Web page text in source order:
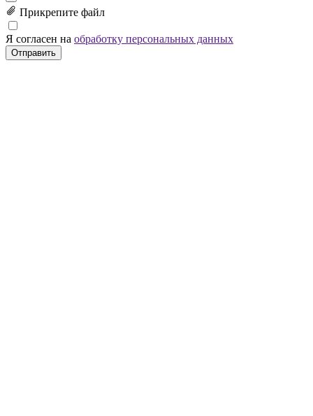
Прикрепите файл
Я согласен на обработку персональных данных